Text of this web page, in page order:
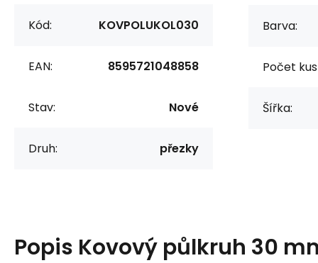
Kód: KOVPOLUKOL030
EAN: 8595721048858
Stav: Nové
Druh: přezky
Barva:
Počet
Šířka:
Popis Kovový půlkruh 30